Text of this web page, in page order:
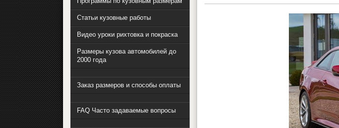
Статьи кузовные работы
Видео уроки рихтовка и покраска
Размеры кузова автомобилей до
2000 года
Заказ размеров и способы оплаты
FAQ Часто задаваемые вопросы